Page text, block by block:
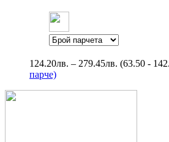
124.20лв. – 279.45лв. Price
(63.50 -
парче)